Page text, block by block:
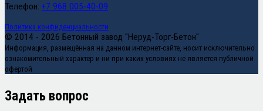
Телефон: +7 968 005-40-09
Политика конфиденциальности
© 2014 - 2026 Бетонный завод "Неруд-Торг-Бетон"
Информация, размещённая на данном интернет-сайте, носит исключительно
ознакомительный характер и ни при каких условиях не является публичной
офертой
Задать вопрос